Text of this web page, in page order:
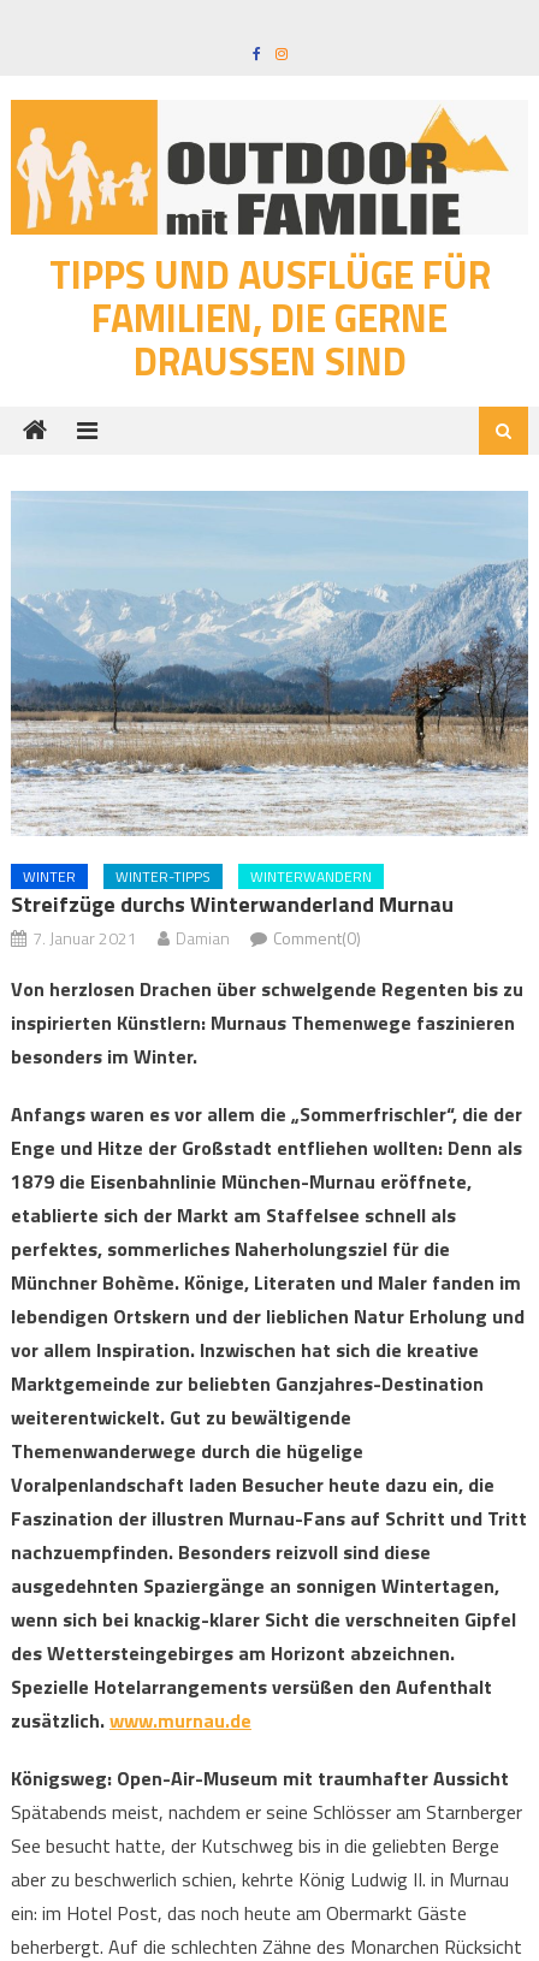
TIPPS UND AUSFLÜGE FÜR
FAMILIEN, DIE GERNE
DRAUSSEN SIND
WINTER WINTER-TIPPS WINTERWANDERN
Streifzüge durchs Winterwanderland Murnau
7. Januar 2021 Damian Comment(0)
Von herzlosen Drachen über schwelgende Regenten bis zu
inspirierten Künstlern: Murnaus Themenwege faszinieren
besonders im Winter.
Anfangs waren es vor allem die „Sommerfrischler“, die der
Enge und Hitze der Großstadt entfliehen wollten: Denn als
1879 die Eisenbahnlinie München-Murnau eröffnete,
etablierte sich der Markt am Staffelsee schnell als
perfektes, sommerliches Naherholungsziel für die
Münchner Bohème. Könige, Literaten und Maler fanden im
lebendigen Ortskern und der lieblichen Natur Erholung und
vor allem Inspiration. Inzwischen hat sich die kreative
Marktgemeinde zur beliebten Ganzjahres-Destination
weiterentwickelt. Gut zu bewältigende
Themenwanderwege durch die hügelige
Voralpenlandschaft laden Besucher heute dazu ein, die
Faszination der illustren Murnau-Fans auf Schritt und Tritt
nachzuempfinden. Besonders reizvoll sind diese
ausgedehnten Spaziergänge an sonnigen Wintertagen,
wenn sich bei knackig-klarer Sicht die verschneiten Gipfel
des Wettersteingebirges am Horizont abzeichnen.
Spezielle Hotelarrangements versüßen den Aufenthalt
zusätzlich.www.murnau.de
Königsweg: Open-Air-Museum mit traumhafter Aussicht
Spätabends meist, nachdem er seine Schlösser am Starnberger
See besucht hatte, der Kutschweg bis in die geliebten Berge
aber zu beschwerlich schien, kehrte König Ludwig II. in Murnau
ein: im Hotel Post, das noch heute am Obermarkt Gäste
beherbergt. Auf die schlechten Zähne des Monarchen Rücksicht